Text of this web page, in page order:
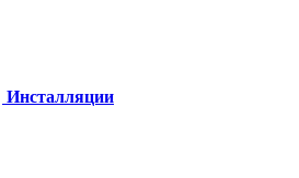
Инсталляции